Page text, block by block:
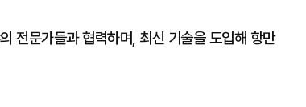
전문가들과 협력하며, 최신 기술을 도입해 항만